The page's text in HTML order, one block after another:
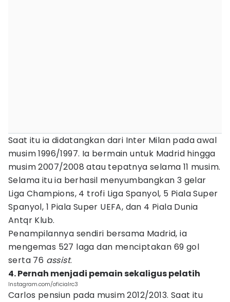
Saat itu ia didatangkan dari Inter Milan pada awal
musim 1996/1997. Ia bermain untuk Madrid hingga
musim 2007/2008 atau tepatnya selama 11 musim.
Selama itu ia berhasil menyumbangkan 3 gelar
Liga Champions, 4 trofi Liga Spanyol, 5 Piala Super
Spanyol, 1 Piala Super UEFA, dan 4 Piala Dunia
Antqr Klub.
Penampilannya sendiri bersama Madrid, ia
mengemas 527 laga dan menciptakan 69 gol
serta 76 assist.
4. Pernah menjadi pemain sekaligus pelatih
Instagram.com/oficialrc3
Carlos pensiun pada musim 2012/2013. Saat itu